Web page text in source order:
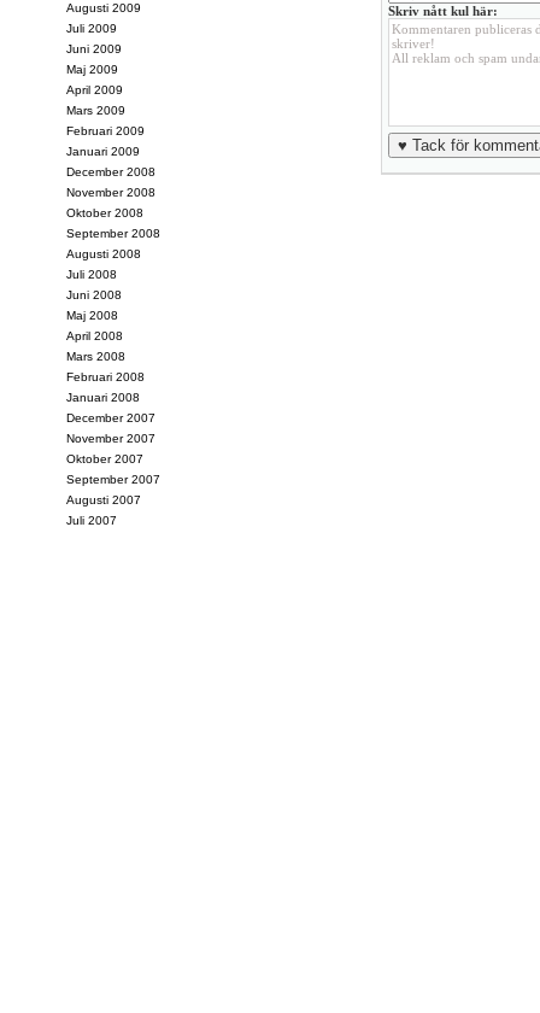
Skriv nått kul här:
Augusti 2009
Juli 2009
Juni 2009
Maj 2009
April 2009
Mars 2009
Februari 2009
Januari 2009
December 2008
November 2008
Oktober 2008
September 2008
Augusti 2008
Juli 2008
Juni 2008
Maj 2008
April 2008
Mars 2008
Februari 2008
Januari 2008
December 2007
November 2007
Oktober 2007
September 2007
Augusti 2007
Juli 2007